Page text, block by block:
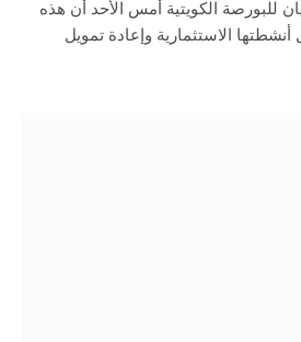
للبورصة الكويتية أمس الأحد أن هذه
الاستثمارية وإعادة تمويل